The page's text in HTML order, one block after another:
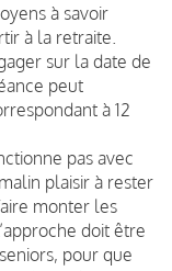
à savoir
à la retraite.
sur la date de
peut
à 12
pas avec
plaisir à rester
monter les
doit être
pour que